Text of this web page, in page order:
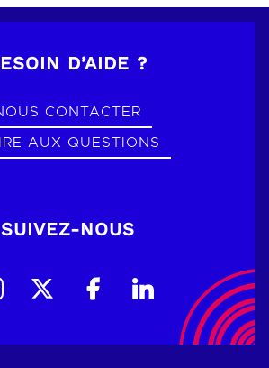
D’AIDE ?
CONTACTER
AUX QUESTIONS
SUIVEZ-NOUS